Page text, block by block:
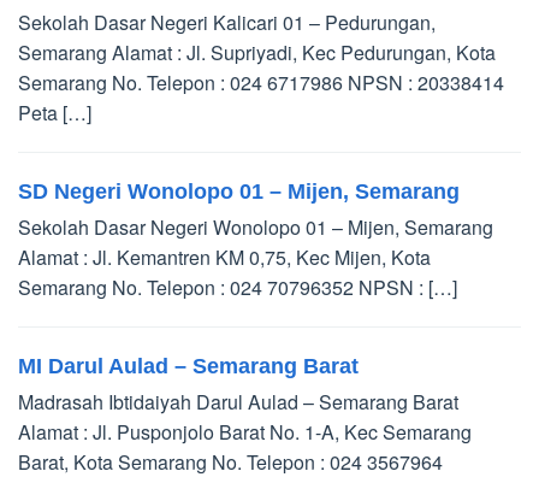
Sekolah Dasar Negeri Kalicari 01 – Pedurungan,
Semarang Alamat : Jl. Supriyadi, Kec Pedurungan, Kota
Semarang No. Telepon : 024 6717986 NPSN : 20338414
Peta […]
SD Negeri Wonolopo 01 – Mijen, Semarang
Sekolah Dasar Negeri Wonolopo 01 – Mijen, Semarang
Alamat : Jl. Kemantren KM 0,75, Kec Mijen, Kota
Semarang No. Telepon : 024 70796352 NPSN : […]
MI Darul Aulad – Semarang Barat
Madrasah Ibtidaiyah Darul Aulad – Semarang Barat
Alamat : Jl. Pusponjolo Barat No. 1-A, Kec Semarang
Barat, Kota Semarang No. Telepon : 024 3567964